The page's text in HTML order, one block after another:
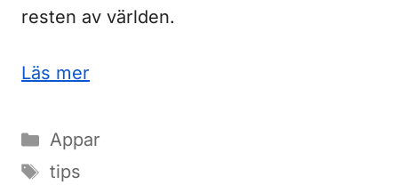
resten av världen.
Läs mer
Kategorier
Appar
Etiketter
tips